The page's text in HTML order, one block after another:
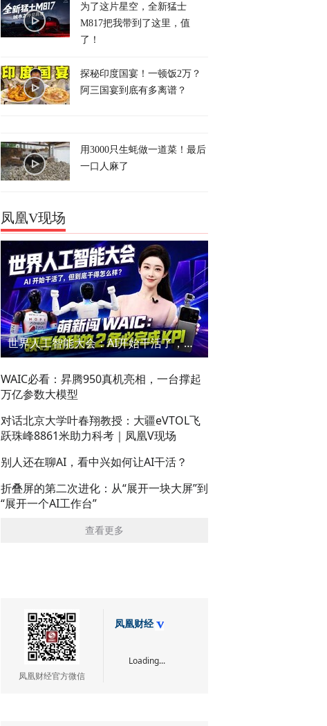
为了这片星空，全新猛士
M817把我带到了这里，值
了！
探秘印度国宴！一顿饭2万？
阿三国宴到底有多离谱？
用3000只生蚝做一道菜！最后
一口人麻了
凤凰V现场
世界人工智能大会：AI开始干活了，但到底干的怎么样？萌新闯WAIC
WAIC必看：昇腾950真机亮相，一台撑起
万亿参数大模型
对话北京大学叶春翔教授：大疆eVTOL飞
跃珠峰8861米助力科考｜凤凰V现场
别人还在聊AI，看中兴如何让AI干活？
折叠屏的第二次进化：从“展开一块大屏”到
“展开一个AI工作台”
查看更多
凤凰财经官方微信
凤凰财经
Loading...